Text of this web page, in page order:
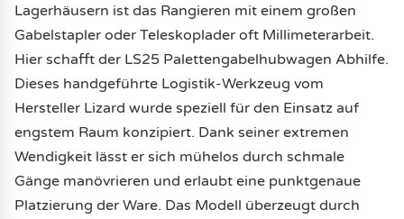
Lagerhäusern ist das Rangieren mit einem großen
Gabelstapler oder Teleskoplader oft Millimeterarbeit.
Hier schafft der LS25 Palettengabelhubwagen Abhilfe.
Dieses handgeführte Logistik-Werkzeug vom
Hersteller Lizard wurde speziell für den Einsatz auf
engstem Raum konzipiert. Dank seiner extremen
Wendigkeit lässt er sich mühelos durch schmale
Gänge manövrieren und erlaubt eine punktgenaue
Platzierung der Ware. Das Modell überzeugt durch